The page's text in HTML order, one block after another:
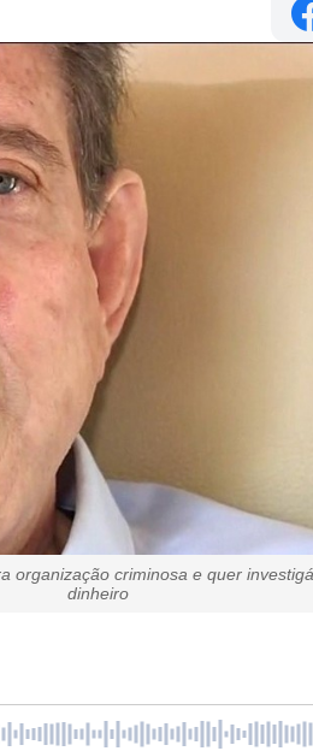
organização criminosa e quer
dinheiro